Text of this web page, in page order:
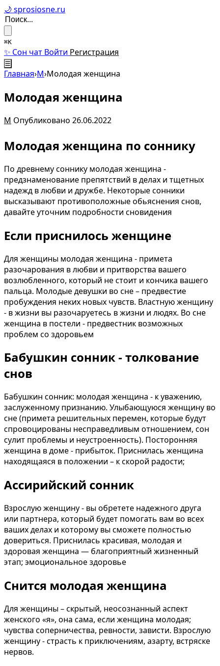
🌙 sprosiosne.ru
⌘K
✨ Сон чат Войти Регистрация
☰
Главная›М›Молодая женщина
Молодая женщина
М Опубликовано 26.06.2022
Молодая женщина по соннику
По древнему соннику молодая женщина -
предзнаменование препятствий в делах и тщетных
надежд в любви и дружбе. Некоторые сонники
высказывают противоположные обьяснения снов,
давайте уточним подробности сновидения
Если приснилось женщине
Для женщины молодая женщина - примета
разочарования в любви и притворства вашего
возлюбленного, который не стоит и кончика вашего
пальца. Молодые девушки во сне – предвестие
пробуждения неких новых чувств. Властную женщину
- в жизни вы разочаруетесь в жизни и людях. Во сне
женщина в постели - предвестник возможных
проблем со здоровьем
Бабушкин сонник - толкование
снов
Бабушкин сонник: молодая женщина - к уважению,
заслуженному признанию. Улыбающуюся женщину во
сне (примета решительных перемен, которые будут
спровоцированы несправедливым отношением, сон
сулит проблемы и неустроенность). Посторонняя
женщина в доме - прибыток. Приснилась женщина
находящаяся в положении – к скорой радости;
Ассирийский сонник
Взрослую женщину - вы обретете надежного друга
или партнера, который будет помогать вам во всех
ваших делах и которому вы сможете полностью
довериться. Приснилась красивая, молодая и
здоровая женщина — благоприятный жизненный
этап; эмоциональное здоровье
Снится молодая женщина
Для женщины – скрытый, неосознанный аспект
женского «я», она сама, если женщина молодая;
чувства соперничества, ревности, зависти. Взрослую
женщину - страсть к приключениям, азарту, встряске
нервов.